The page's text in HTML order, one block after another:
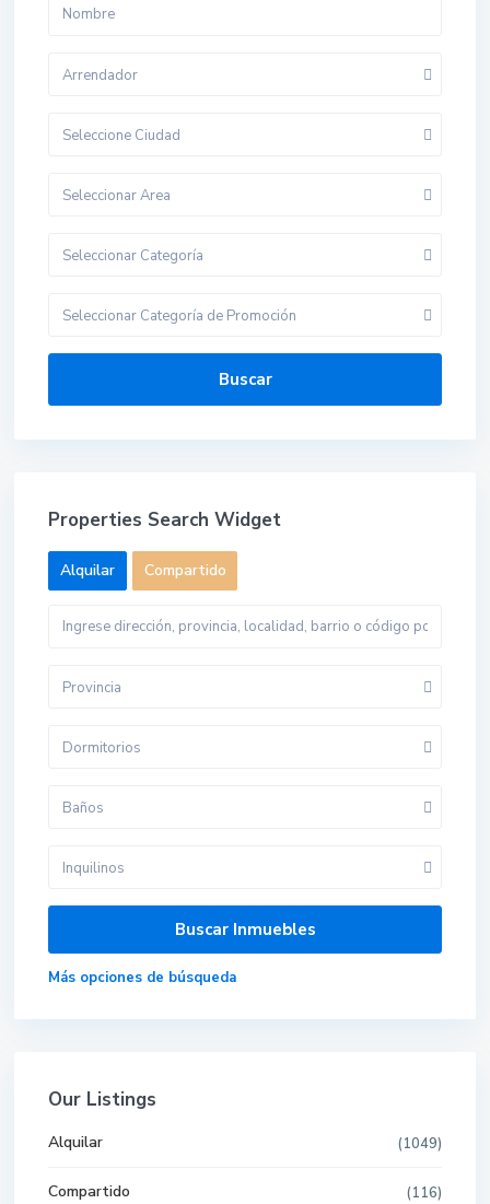
Arrendador
Seleccione Ciudad
Seleccionar Area
Seleccionar Categoría
Seleccionar Categoría de Promoción
Buscar
Properties Search Widget
Alquilar Compartido
Provincia
Dormitorios
Baños
Inquilinos
Más opciones de búsqueda
Our Listings
Alquilar (1049)
Compartido (116)